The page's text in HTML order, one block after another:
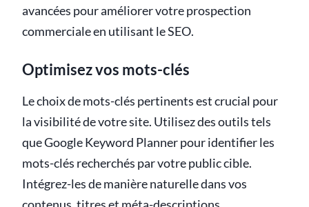
avancées pour améliorer votre prospection
commerciale en utilisant le SEO.
Optimisez vos mots-clés
Le choix de mots-clés pertinents est crucial pour
la visibilité de votre site. Utilisez des outils tels
que Google Keyword Planner pour identifier les
mots-clés recherchés par votre public cible.
Intégrez-les de manière naturelle dans vos